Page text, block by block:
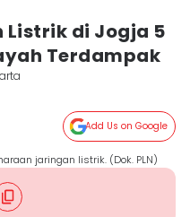
di Jogja 5
Terdampak
Add Us on Google
jaringan listrik. (Dok. PLN)